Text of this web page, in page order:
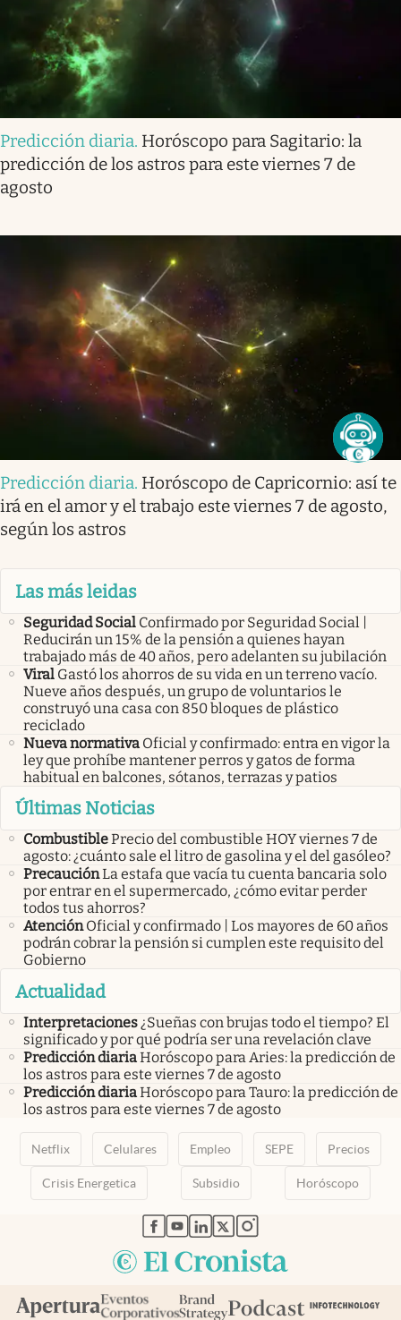
Predicción diaria. Horóscopo para Sagitario: la
predicción de los astros para este viernes 7 de
agosto
Predicción diaria. Horóscopo de Capricornio: así te
irá en el amor y el trabajo este viernes 7 de agosto,
según los astros
Las más leidas
Seguridad Social Confirmado por Seguridad Social |
Reducirán un 15% de la pensión a quienes hayan
trabajado más de 40 años, pero adelanten su jubilación
Viral Gastó los ahorros de su vida en un terreno vacío.
Nueve años después, un grupo de voluntarios le
construyó una casa con 850 bloques de plástico
reciclado
Nueva normativa Oficial y confirmado: entra en vigor la
ley que prohíbe mantener perros y gatos de forma
habitual en balcones, sótanos, terrazas y patios
Últimas Noticias
CombustiblePrecio del combustible HOY viernes 7 de
agosto: ¿cuánto sale el litro de gasolina y el del gasóleo?
PrecauciónLa estafa que vacía tu cuenta bancaria solo
por entrar en el supermercado, ¿cómo evitar perder
todos tus ahorros?
Atención Oficial y confirmado | Los mayores de 60 años
podrán cobrar la pensión si cumplen este requisito del
Gobierno
Actualidad
Interpretaciones¿Sueñas con brujas todo el tiempo? El
significado y por qué podría ser una revelación clave
Predicción diariaHoróscopo para Aries: la predicción de
los astros para este viernes 7 de agosto
Predicción diariaHoróscopo para Tauro: la predicción de
los astros para este viernes 7 de agosto
Netflix Celulares Empleo SEPE Precios
Crisis Energetica Subsidio Horóscopo
abre en nueva pestaña
abre en nueva pestaña
abre en nueva pestaña
abre en nueva pestaña
abre en nueva pestaña